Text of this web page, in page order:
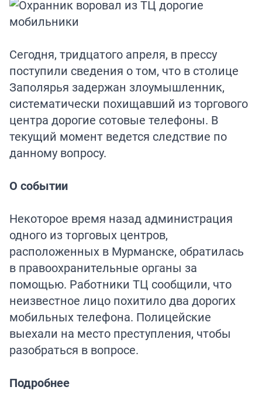
Сегодня, тридцатого апреля, в прессу
поступили сведения о том, что в столице
Заполярья задержан злоумышленник,
систематически похищавший из торгового
центра дорогие сотовые телефоны. В
текущий момент ведется следствие по
данному вопросу.
О событии
Некоторое время назад администрация
одного из торговых центров,
расположенных в Мурманске, обратилась
в правоохранительные органы за
помощью. Работники ТЦ сообщили, что
неизвестное лицо похитило два дорогих
мобильных телефона. Полицейские
выехали на место преступления, чтобы
разобраться в вопросе.
Подробнее